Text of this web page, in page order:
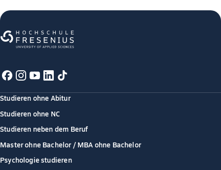
Studieren ohne Abitur
Studieren ohne NC
Studieren neben dem Beruf
Master ohne Bachelor / MBA ohne Bachelor
Psychologie studieren